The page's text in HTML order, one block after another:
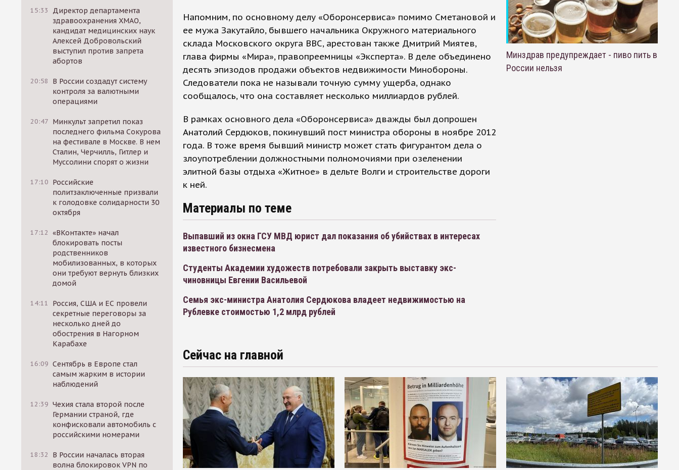
15:33
Директор департамента
здравоохранения ХМАО,
кандидат медицинских наук
Алексей Добровольский
выступил против запрета
абортов
20:58
В России создадут систему
контроля за валютными
операциями
20:47 Минкульт запретил показ
последнего фильма Сокурова
на фестивале в Москве. В нем
Сталин, Черчилль, Гитлер и
Муссолини спорят о жизни
17:10 Российские
политзаключенные призвали
к голодовке солидарности 30
октября
17:12 «ВКонтакте» начал
блокировать посты
родственников
мобилизованных, в которых
они требуют вернуть близких
домой
14:11
Россия, США и ЕС провели
секретные переговоры за
несколько дней до
обострения в Нагорном
Карабахе
16:09 Сентябрь в Европе стал
самым жарким в истории
наблюдений
12:39 Чехия стала второй после
Германии страной, где
конфисковали автомобиль с
российскими номерами
18:32
В России началась вторая
волна блокировок VPN по
Напомним, по основному делу «Оборонсервиса» помимо Сметановой и
ее мужа Закутайло, бывшего начальника Окружного материального
склада Московского округа ВВС, арестован также Дмитрий Миятев,
глава фирмы «Мира», правопреемницы «Эксперта». В деле объединено
десять эпизодов продажи объектов недвижимости Минобороны.
Следователи пока не называли точную сумму ущерба, однако
сообщалось, что она составляет несколько миллиардов рублей.
В рамках основного дела «Оборонсервиса» дважды был допрошен
Анатолий Сердюков, покинувший пост министра обороны в ноябре 2012
года. В тоже время бывший министр может стать фигурантом дела о
злоупотреблении должностными полномочиями при озеленении
элитной базы отдыха «Житное» в дельте Волги и строительстве дороги
к ней.
Материалы по теме
Выпавший из окна ГСУ МВД юрист дал показания об убийствах в интересах
известного бизнесмена
Студенты Академии художеств потребовали закрыть выставку экс-
чиновницы Евгении Васильевой
Семья экс-министра Анатолия Сердюкова владеет недвижимостью на
Рублевке стоимостью 1,2 млрд рублей
Минздрав предупреждает - пиво пить в
России нельзя
Сейчас на главной